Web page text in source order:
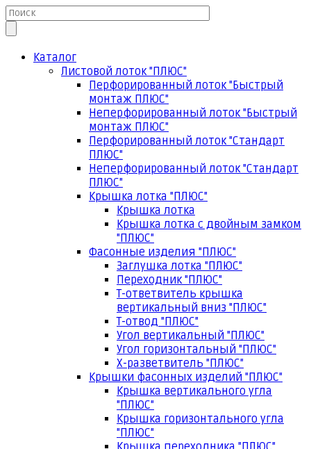
Каталог
Листовой лоток "ПЛЮС"
Перфорированный лоток "Быстрый
монтаж ПЛЮС"
Неперфорированный лоток "Быстрый
монтаж ПЛЮС"
Перфорированный лоток "Стандарт
ПЛЮС"
Неперфорированный лоток "Стандарт
ПЛЮС"
Крышка лотка "ПЛЮС"
Крышка лотка
Крышка лотка с двойным замком
"ПЛЮС"
Фасонные изделия "ПЛЮС"
Заглушка лотка "ПЛЮС"
Переходник "ПЛЮС"
Т-ответвитель крышка
вертикальный вниз "ПЛЮС"
Т-отвод "ПЛЮС"
Угол вертикальный "ПЛЮС"
Угол горизонтальный "ПЛЮС"
Х-разветвитель "ПЛЮС"
Крышки фасонных изделий "ПЛЮС"
Крышка вертикального угла
"ПЛЮС"
Крышка горизонтального угла
"ПЛЮС"